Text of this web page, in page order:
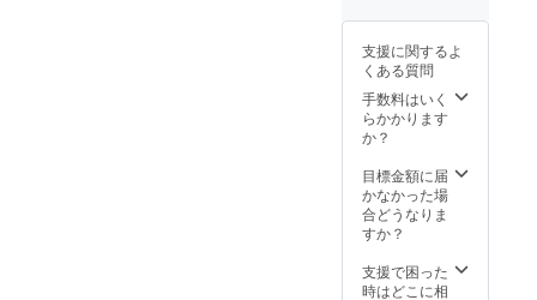
大歓
迎！ ※
酒類を
伴うリ
ターン
のた
の方の
み支援
可能で
ジュー
をさせ
て頂き
ます。
記載が
ない場
は、
メール
にてお
送りい
す。 ※
ライブ
支援に関するよ
くある質問
手数料はいく
らかかります
か？
目標金額に届
かなかった場
合どうなりま
すか？
支援で困った
時はどこに相